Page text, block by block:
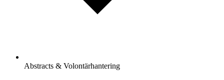
Abstracts & Volontärhantering